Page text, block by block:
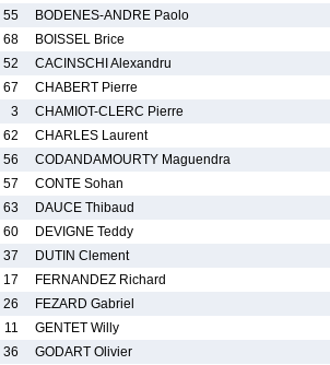
55
BODENES-ANDRE Paolo
68
BOISSEL Brice
52
CACINSCHI Alexandru
67
CHABERT Pierre
3
CHAMIOT-CLERC Pierre
62
CHARLES Laurent
56
CODANDAMOURTY Maguendra
57
CONTE Sohan
63
DAUCE Thibaud
60
DEVIGNE Teddy
37
DUTIN Clement
17
FERNANDEZ Richard
26
FEZARD Gabriel
11
GENTET Willy
36
GODART Olivier